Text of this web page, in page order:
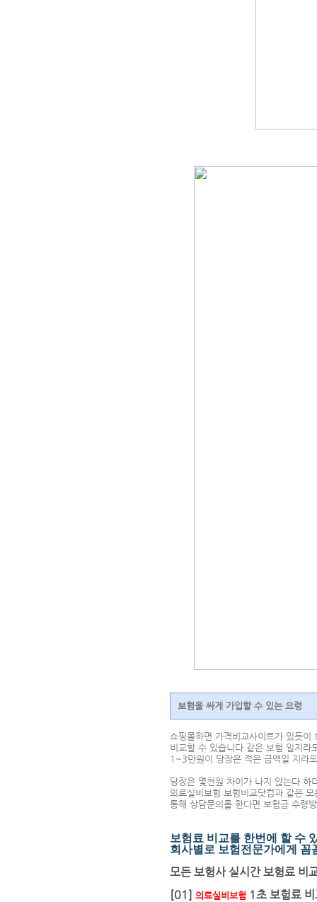
보험을 싸게 가입할 수 있는 요령
쇼핑몰하면 가격비교사이트가 있듯
비교할 수 있습니다.같은 보험 일지
1~3만원이 당장은 적은 금액일 지라
당장은 몇천원 차이가 나지 않는다 하
의료실비보험 보험비교닷컴과 같은
통해 상담문의를 한다면 보험금 수령
보험료 비교를 한번에 할 수
회사별로 보험전문가에게 꼼
모든 보험사 실시간 보험료 비
[01] 의료실비보험 1초 보험료